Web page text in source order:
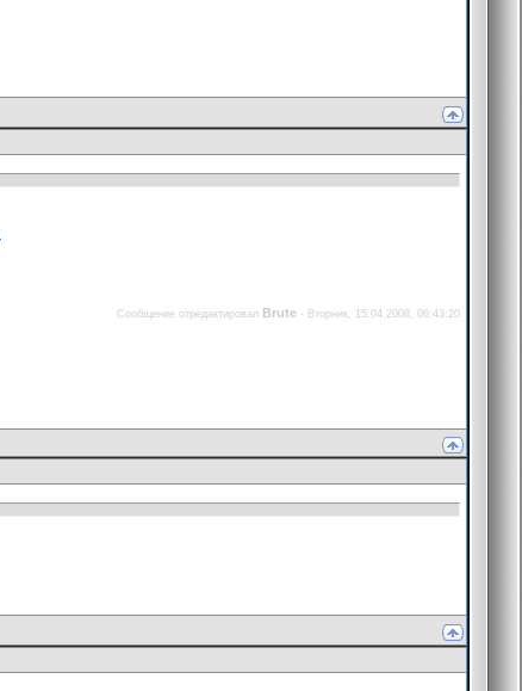
Сообщение отредактировал Brute - Вторник, 15.04.2008, 06:43:20